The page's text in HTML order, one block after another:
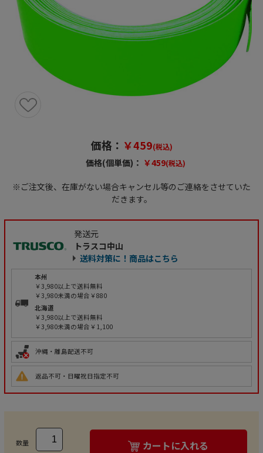
価格： ￥459(税込)
価格(個単価)： ￥459(税込)
※ご注文後、在庫がない場合キャンセル等のご連絡をさせていた
だきます。
発送元
トラスコ中山
送料対策に！商品はこちら
本州
￥3,980以上で送料無料
￥3,980未満の場合￥880
北海道
￥3,980以上で送料無料
￥3,980未満の場合￥1,100
沖縄・離島配送不可
返品不可・日曜祝日指定不可
数量 カートに入れる